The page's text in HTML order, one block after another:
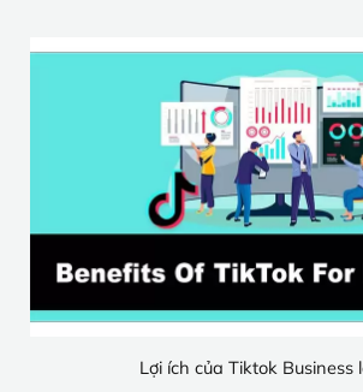
Lợi ích của Tiktok Business